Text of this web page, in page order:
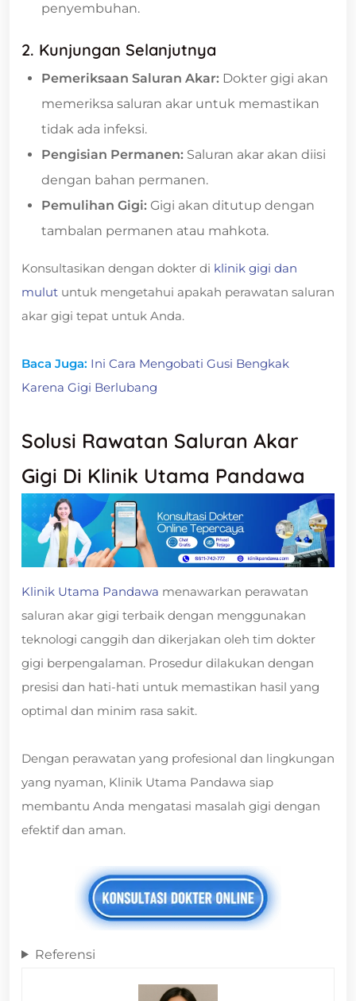
penyembuhan.
2. Kunjungan Selanjutnya
Pemeriksaan Saluran Akar: Dokter gigi akan
memeriksa saluran akar untuk memastikan
tidak ada infeksi.
Pengisian Permanen: Saluran akar akan diisi
dengan bahan permanen.
Pemulihan Gigi: Gigi akan ditutup dengan
tambalan permanen atau mahkota.
Konsultasikan dengan dokter di klinik gigi dan
mulut untuk mengetahui apakah perawatan saluran
akar gigi tepat untuk Anda.
Baca Juga: Ini Cara Mengobati Gusi Bengkak
Karena Gigi Berlubang
Solusi Rawatan Saluran Akar
Gigi Di Klinik Utama Pandawa
Klinik Utama Pandawa menawarkan perawatan
saluran akar gigi terbaik dengan menggunakan
teknologi canggih dan dikerjakan oleh tim dokter
gigi berpengalaman. Prosedur dilakukan dengan
presisi dan hati-hati untuk memastikan hasil yang
optimal dan minim rasa sakit.
Dengan perawatan yang profesional dan lingkungan
yang nyaman, Klinik Utama Pandawa siap
membantu Anda mengatasi masalah gigi dengan
efektif dan aman.
Referensi